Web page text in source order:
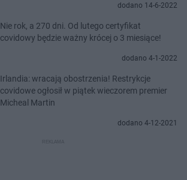
dodano 14-6-2022
​Nie rok, a 270 dni. Od lutego certyfikat
covidowy będzie ważny krócej o 3 miesiące!
dodano 4-1-2022
Irlandia: wracają obostrzenia! Restrykcje
covidowe ogłosił w piątek wieczorem premier
Micheal Martin
dodano 4-12-2021